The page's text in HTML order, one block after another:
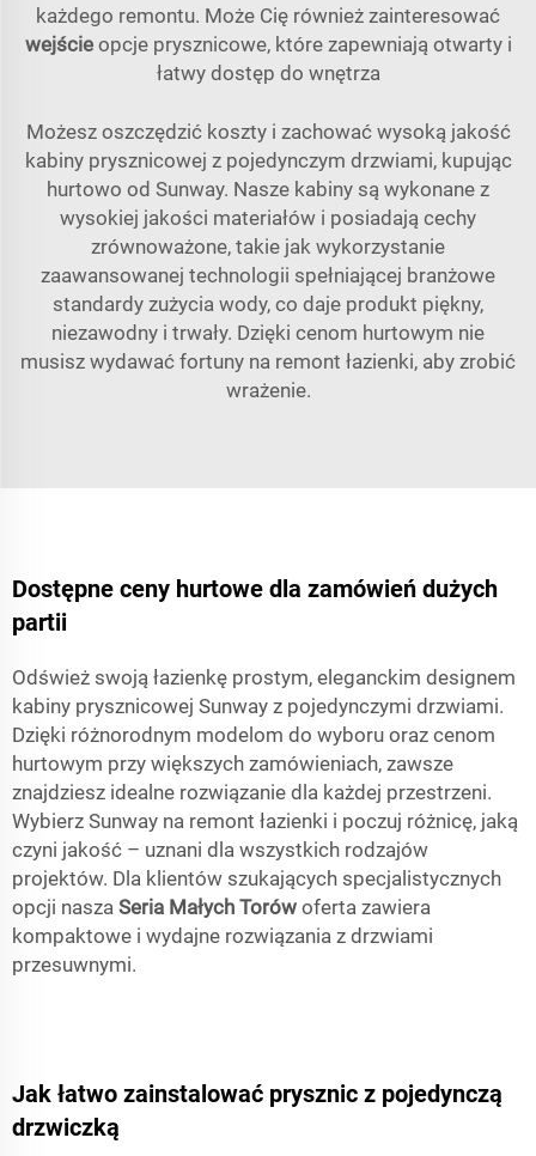
każdego remontu. Może Cię również zainteresować
wejście opcje prysznicowe, które zapewniają otwarty i
łatwy dostęp do wnętrza
Możesz oszczędzić koszty i zachować wysoką jakość
kabiny prysznicowej z pojedynczym drzwiami, kupując
hurtowo od Sunway. Nasze kabiny są wykonane z
wysokiej jakości materiałów i posiadają cechy
zrównoważone, takie jak wykorzystanie
zaawansowanej technologii spełniającej branżowe
standardy zużycia wody, co daje produkt piękny,
niezawodny i trwały. Dzięki cenom hurtowym nie
musisz wydawać fortuny na remont łazienki, aby zrobić
wrażenie.
Dostępne ceny hurtowe dla zamówień dużych
partii
Odśwież swoją łazienkę prostym, eleganckim designem
kabiny prysznicowej Sunway z pojedynczymi drzwiami.
Dzięki różnorodnym modelom do wyboru oraz cenom
hurtowym przy większych zamówieniach, zawsze
znajdziesz idealne rozwiązanie dla każdej przestrzeni.
Wybierz Sunway na remont łazienki i poczuj różnicę, jaką
czyni jakość – uznani dla wszystkich rodzajów
projektów. Dla klientów szukających specjalistycznych
opcji nasza Seria Małych Torów oferta zawiera
kompaktowe i wydajne rozwiązania z drzwiami
przesuwnymi.
Jak łatwo zainstalować prysznic z pojedynczą
drzwiczką